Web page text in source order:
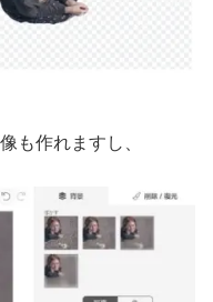
も作れますし、